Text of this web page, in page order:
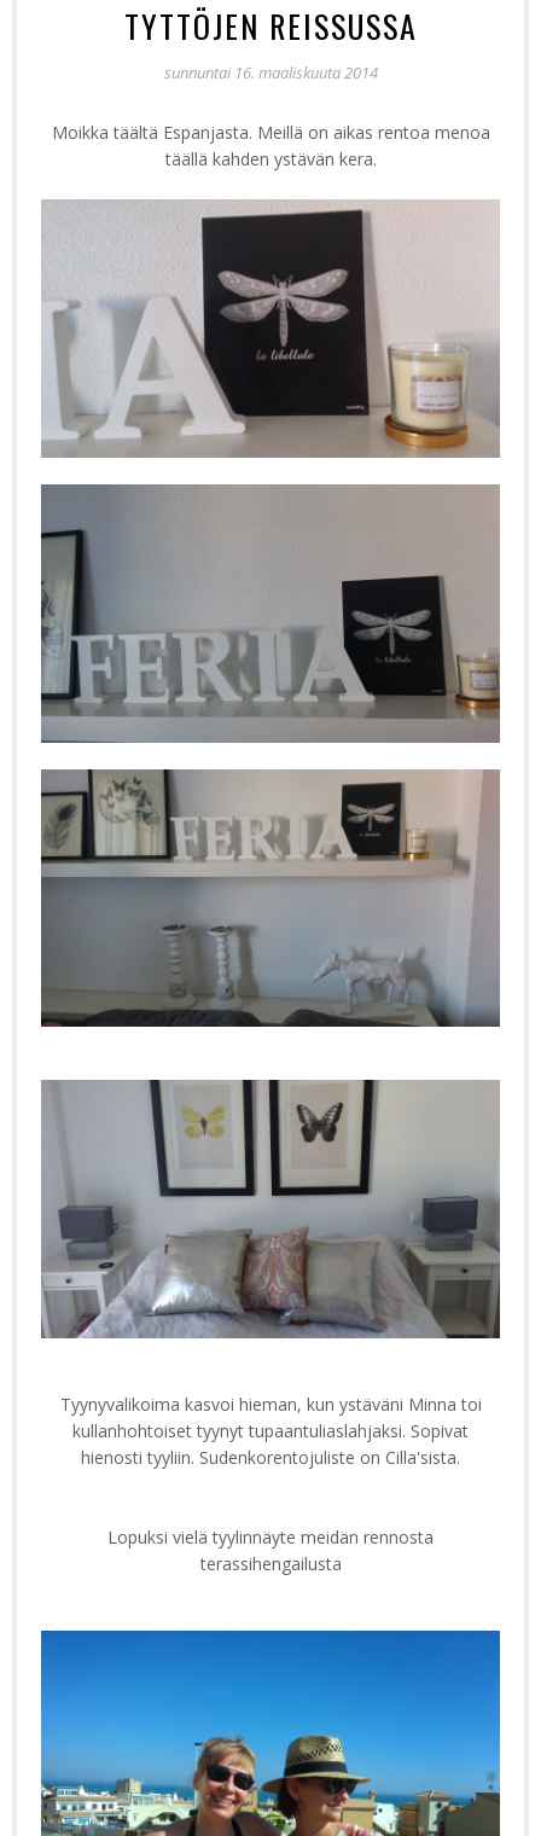
TYTTÖJEN REISSUSSA
sunnuntai 16. maaliskuuta 2014
Moikka täältä Espanjasta. Meillä on aikas rentoa menoa
täällä kahden ystävän kera.
Tyynyvalikoima kasvoi hieman, kun ystäväni Minna toi
kullanhohtoiset tyynyt tupaantuliaslahjaksi. Sopivat
hienosti tyyliin. Sudenkorentojuliste on Cilla'sista.
Lopuksi vielä tyylinnäyte meidän rennosta
terassihengailusta